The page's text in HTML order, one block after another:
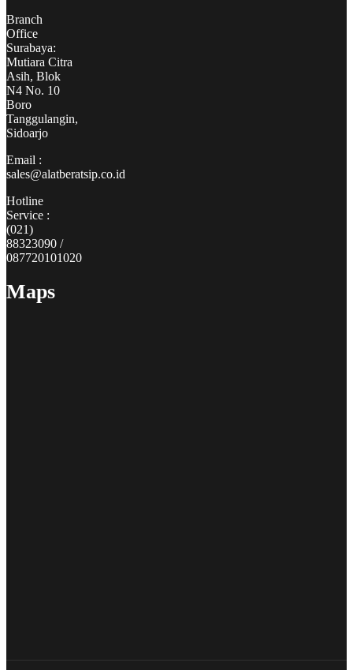
Branch
Office
Surabaya:
Mutiara Citra
Asih, Blok
N4 No. 10
Boro
Tanggulangin,
Sidoarjo
Email :
sales@alatberatsip.co.id
Hotline
Service :
(021)
88323090 /
087720101020
Maps